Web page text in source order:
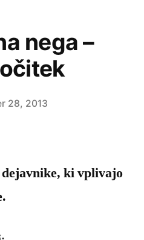
nega –
28, 2013
ki vplivajo